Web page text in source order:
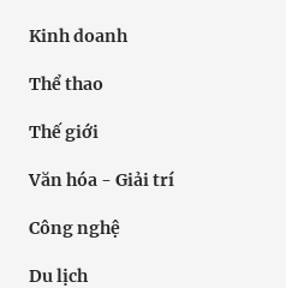
Kinh doanh
Thể thao
Thế giới
Văn hóa - Giải trí
Công nghệ
Du lịch